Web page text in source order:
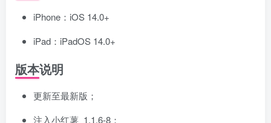
iPhone：iOS 14.0+
iPad：iPadOS 14.0+
版本说明
更新至最新版；
注入小红薯_1.1.6-8；